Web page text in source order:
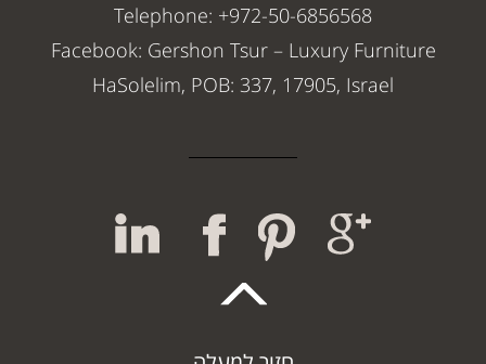
Telephone: +972-50-6856568
Facebook: Gershon Tsur – Luxury Furniture
HaSolelim, POB: 337, 17905, Israel